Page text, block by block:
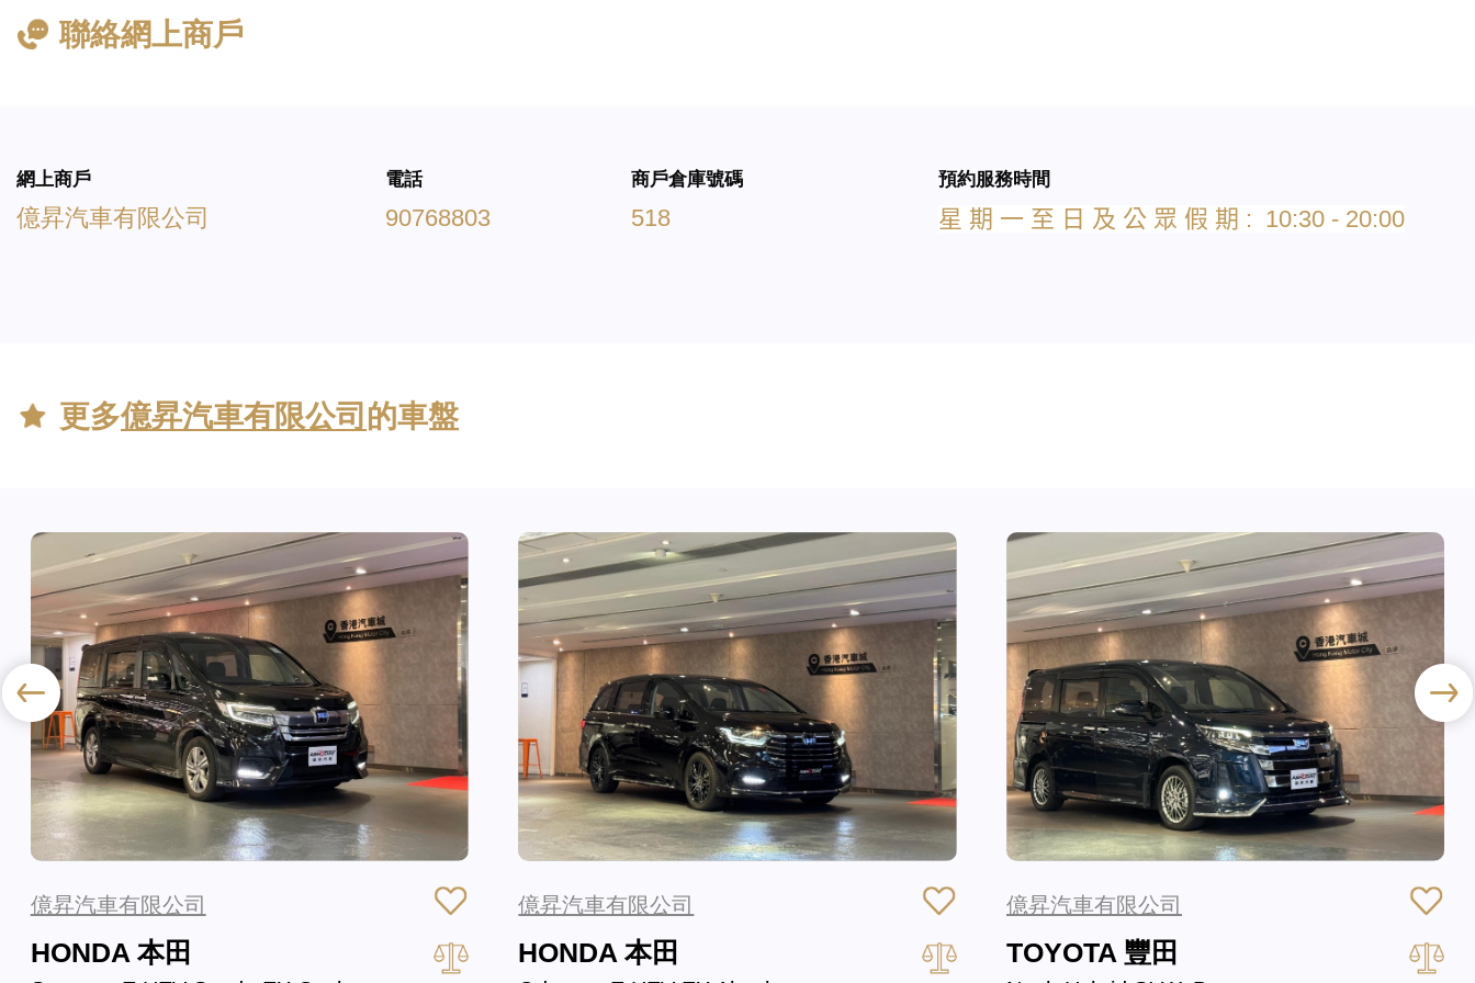
聯絡網上商戶
網上商戶
億昇汽車有限公司
電話
90768803
商戶倉庫號碼
518
預約服務時間
星 期 一 至 日 及 公 眾 假 期 : 10:30 - 20:00
更多億昇汽車有限公司 的車盤
億昇汽車有限公司
HONDA 本田
億昇汽車有限公司
HONDA 本田
億昇汽車有限公司
TOYOTA 豐田